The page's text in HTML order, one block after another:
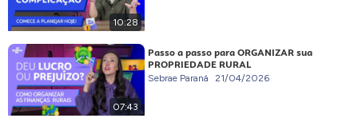
10:28
07:43
Passo a passo para ORGANIZAR sua
PROPRIEDADE RURAL
Sebrae Paraná 21/04/2026